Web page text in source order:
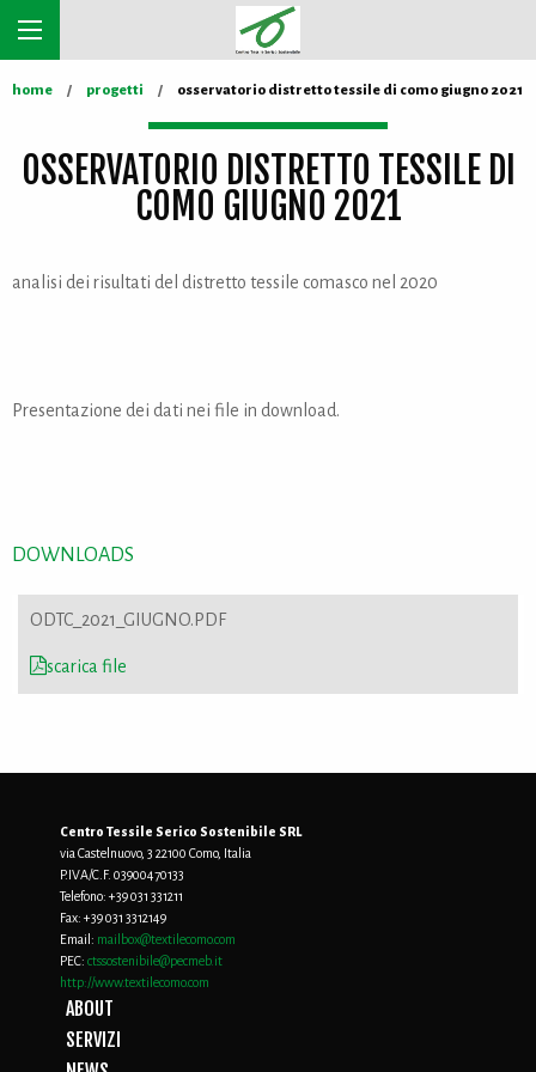
home progetti osservatorio distretto tessile di como giugno 2021
OSSERVATORIO DISTRETTO TESSILE DI
COMO GIUGNO 2021
analisi dei risultati del distretto tessile comasco nel 2020
Presentazione dei dati nei file in download.
DOWNLOADS
ODTC_2021_GIUGNO.PDF
scarica file
Centro Tessile Serico Sostenibile SRL
via Castelnuovo, 3 22100 Como, Italia
P.IVA/C.F. 03900470133
Telefono: +39 031 331211
Fax: +39 031 3312149
Email: mailbox@textilecomo.com
PEC: ctssostenibile@pecmeb.it
http://www.textilecomo.com
ABOUT
SERVIZI